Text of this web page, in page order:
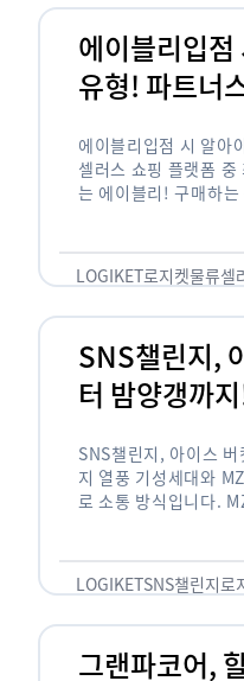
에이블리입점
유형! 파트너
에이블리입점 시 알아
셀러스 쇼핑 플랫폼 중
는 에이블리! 구매하
LOGIKET로지켓물류셀
SNS챌린지,
터 밤양갱까
SNS챌린지, 아이스
지 열풍 기성세대와
로 소통 방식입니다.
도 능숙한 …
LOGIKETSNS챌린지로
그랜파코어,